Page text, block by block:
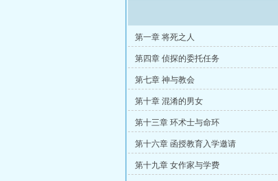
第一章 将死之人
第四章 侦探的委托任务
第七章 神与教会
第十章 混淆的男女
第十三章 环术士与命环
第十六章 函授教育入学邀请
第十九章 女作家与学费